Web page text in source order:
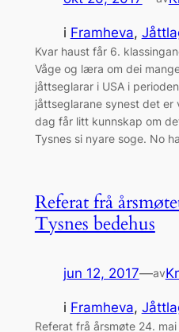
i Framheva,
Kvar haust får 6.
Våge og læra om dei
jåttseglarar i USA i
jåttseglarane synest det er
dag får litt kunnskap om
Tysnes si nyare soge. No
Referat frå
Tysnes bedehus
jun 12, 2017—av
i Framheva,
Referat frå årsmøte 24.